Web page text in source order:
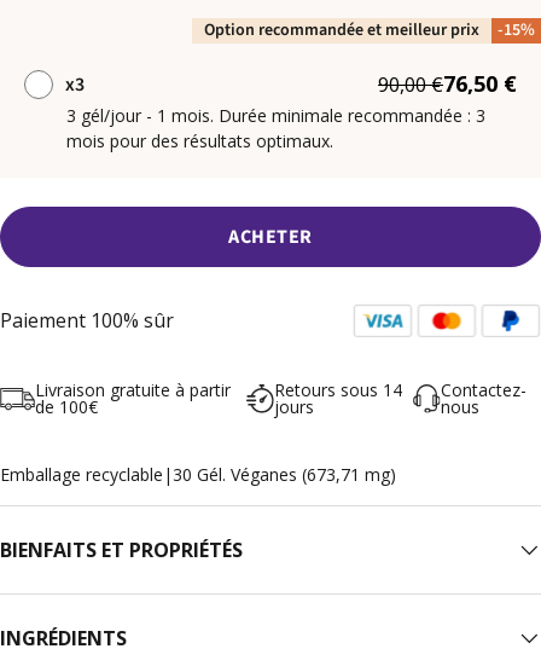
Option recommandée et meilleur prix -15%
x3 90,00 €76,50 €
3 gél/jour - 1 mois. Durée minimale recommandée : 3
mois pour des résultats optimaux.
ACHETER
Paiement 100% sûr
Livraison gratuite à partir
de 100€
Retours sous 14
jours
Contactez-
nous
Emballage recyclable |30 Gél. Véganes (673,71 mg)
BIENFAITS ET PROPRIÉTÉS
INGRÉDIENTS